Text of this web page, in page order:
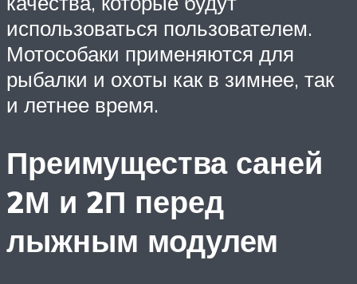
использоваться пользователем.
Мотособаки применяются для
рыбалки и охоты как в зимнее, так
и летнее время.
Преимущества саней
2М и 2П перед
лыжным модулем